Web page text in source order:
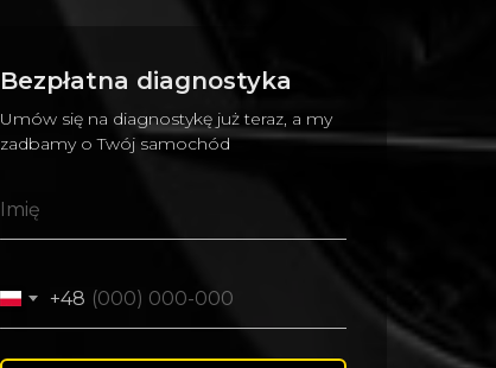
Bezpłatna diagnostyka
Umów się na diagnostykę już teraz, a my
zadbamy o Twój samochód
+48